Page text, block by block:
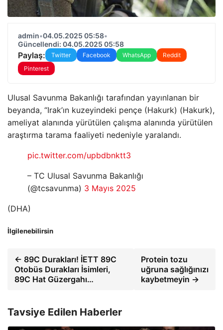
admin•04.05.2025 05:58•
Güncellendi: 04.05.2025 05:58
Paylaş: Twitter Facebook WhatsApp
Reddit
Pinterest
Ulusal Savunma Bakanlığı tarafından yayınlanan bir
beyanda, “Irak’ın kuzeyindeki pençe (Hakurk) (Hakurk),
ameliyat alanında yürütülen çalışma alanında yürütülen
araştırma tarama faaliyeti nedeniyle yaralandı.
pic.twitter.com/upbdbnktt3
– TC Ulusal Savunma Bakanlığı
(@tcsavunma) 3 Mayıs 2025
(DHA)
İlgilenebilirsin
← 89C Durakları! İETT 89C
Otobüs Durakları İsimleri,
89C Hat Güzergahı…
Protein tozu
uğruna sağlığınızı
kaybetmeyin →
Tavsiye Edilen Haberler